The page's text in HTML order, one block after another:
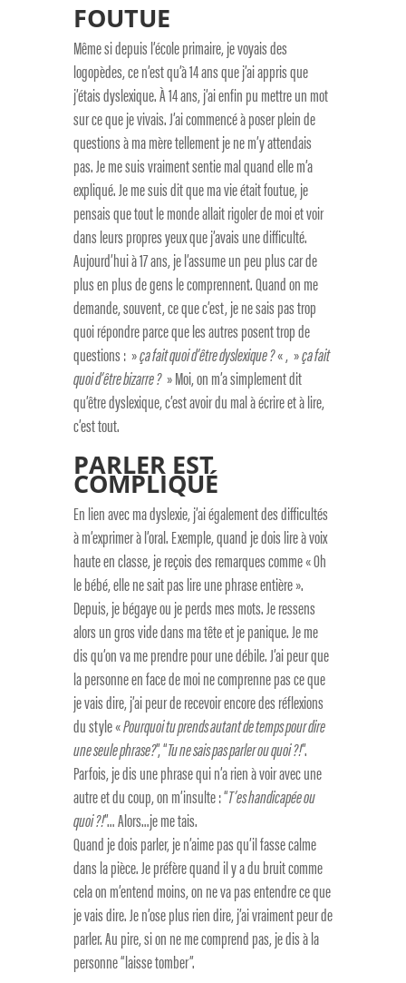
FOUTUE
Même si depuis l’école primaire, je voyais des
logopèdes, ce n’est qu’à 14 ans que j’ai appris que
j’étais dyslexique. À 14 ans, j’ai enfin pu mettre un mot
sur ce que je vivais. J’ai commencé à poser plein de
questions à ma mère tellement je ne m’y attendais
pas. Je me suis vraiment sentie mal quand elle m’a
expliqué. Je me suis dit que ma vie était foutue, je
pensais que tout le monde allait rigoler de moi et voir
dans leurs propres yeux que j’avais une difficulté.
Aujourd’hui à 17 ans, je l’assume un peu plus car de
plus en plus de gens le comprennent. Quand on me
demande, souvent, ce que c’est, je ne sais pas trop
quoi répondre parce que les autres posent trop de
questions : »ça fait quoi d’être dyslexique ?« , »ça fait
quoi d’être bizarre ?» Moi, on m’a simplement dit
qu’être dyslexique, c’est avoir du mal à écrire et à lire,
c’est tout.
PARLER EST
COMPLIQUÉ
En lien avec ma dyslexie, j’ai également des difficultés
à m’exprimer à l’oral. Exemple, quand je dois lire à voix
haute en classe, je reçois des remarques comme « Oh
le bébé, elle ne sait pas lire une phrase entière ».
Depuis, je bégaye ou je perds mes mots. Je ressens
alors un gros vide dans ma tête et je panique. Je me
dis qu’on va me prendre pour une débile. J’ai peur que
la personne en face de moi ne comprenne pas ce que
je vais dire, j’ai peur de recevoir encore des réflexions
du style «Pourquoi tu prends autant de temps pour dire
une seule phrase?”, “Tu ne sais pas parler ou quoi ?!”.
Parfois, je dis une phrase qui n’a rien à voir avec une
autre et du coup, on m’insulte : “T’es handicapée ou
quoi ?!”… Alors…je me tais.
Quand je dois parler, je n’aime pas qu’il fasse calme
dans la pièce. Je préfère quand il y a du bruit comme
cela on m’entend moins, on ne va pas entendre ce que
je vais dire. Je n’ose plus rien dire, j’ai vraiment peur de
parler. Au pire, si on ne me comprend pas, je dis à la
personne “laisse tomber”.